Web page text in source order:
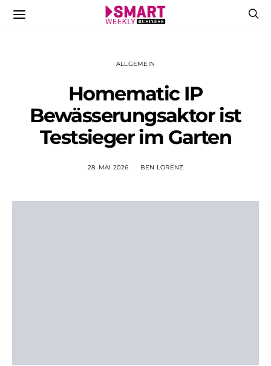
ALLGEMEIN
Homematic IP
Bewässerungsaktor ist
Testsieger im Garten
28. MAI 2026 BEN LORENZ